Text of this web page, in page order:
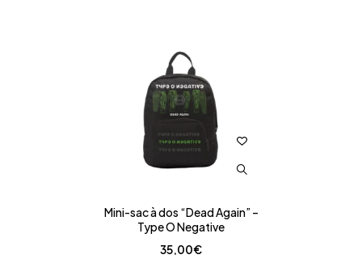
Mini-sac à dos “Dead Again” –
Type O Negative
35,00€